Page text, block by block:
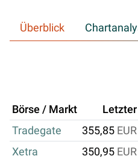
Überblick
Börse / Markt Letzter
Tradegate
355,85 EUR
Xetra
350,95 EUR